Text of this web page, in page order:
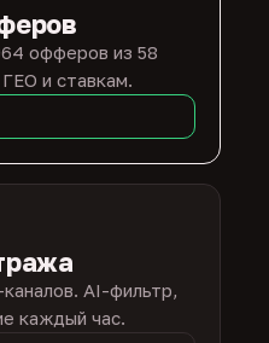
офферов из 58
и ставкам.
AI-фильтр,
каждый час.